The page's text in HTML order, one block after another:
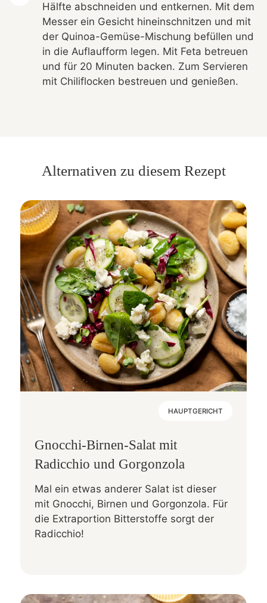
Hälfte abschneiden und entkernen. Mit dem
Messer ein Gesicht hineinschnitzen und mit
der Quinoa-Gemüse-Mischung befüllen und
in die Auflaufform legen. Mit Feta betreuen
und für 20 Minuten backen. Zum Servieren
mit Chiliflocken bestreuen und genießen.
Alternativen zu diesem Rezept
HAUPTGERICHT
Gnocchi-Birnen-Salat mit
Radicchio und Gorgonzola
Mal ein etwas anderer Salat ist dieser
mit Gnocchi, Birnen und Gorgonzola. Für
die Extraportion Bitterstoffe sorgt der
Radicchio!